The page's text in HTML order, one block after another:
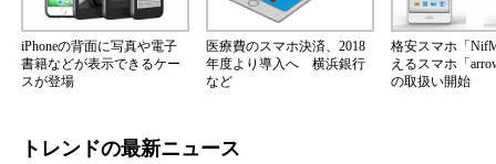
iPhoneの背面に写真や電子
書籍などが表示できるケー
スが登場
医療費のスマホ決済、2018
年度より導入へ 横浜銀行
など
格安スマホ「
えるスマホ「
の取扱い開始
トレンドの最新ニュース